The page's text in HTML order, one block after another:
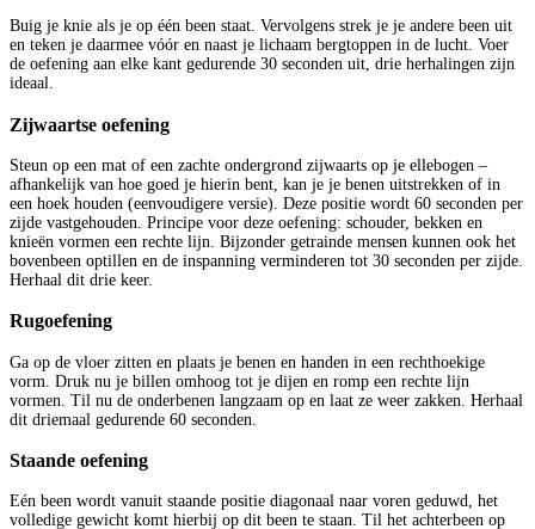
Buig je knie als je op één been staat. Vervolgens strek je je andere been uit
en teken je daarmee vóór en naast je lichaam bergtoppen in de lucht. Voer
de oefening aan elke kant gedurende 30 seconden uit, drie herhalingen zijn
ideaal.
Zijwaartse oefening
Steun op een mat of een zachte ondergrond zijwaarts op je ellebogen –
afhankelijk van hoe goed je hierin bent, kan je je benen uitstrekken of in
een hoek houden (eenvoudigere versie). Deze positie wordt 60 seconden per
zijde vastgehouden. Principe voor deze oefening: schouder, bekken en
knieën vormen een rechte lijn. Bijzonder getrainde mensen kunnen ook het
bovenbeen optillen en de inspanning verminderen tot 30 seconden per zijde.
Herhaal dit drie keer.
Rugoefening
Ga op de vloer zitten en plaats je benen en handen in een rechthoekige
vorm. Druk nu je billen omhoog tot je dijen en romp een rechte lijn
vormen. Til nu de onderbenen langzaam op en laat ze weer zakken. Herhaal
dit driemaal gedurende 60 seconden.
Staande oefening
Eén been wordt vanuit staande positie diagonaal naar voren geduwd, het
volledige gewicht komt hierbij op dit been te staan. Til het achterbeen op